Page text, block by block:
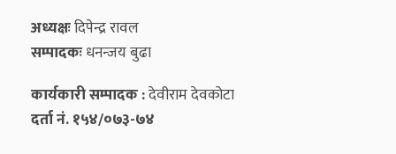
अध्यक्षःदिपेन्द्र रावल
सम्पादकःधनन्‍जय बुढा
कार्यकारी सम्पादक :देवीराम देवकोटा
दर्ता नं. १५४/०७३-७४